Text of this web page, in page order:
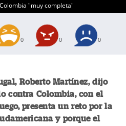
"muy completa"
0 0 0
Roberto Martínez, dijo
contra Colombia, con el
presenta un reto por la
y porque el